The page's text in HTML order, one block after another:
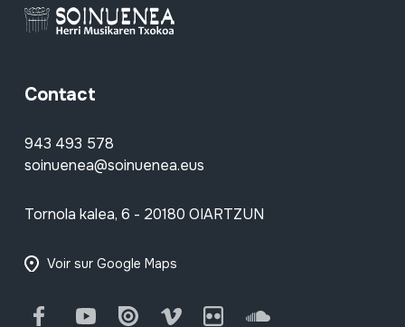
Contact
943 493 578
soinuenea@soinuenea.eus
Tornola kalea, 6 - 20180 OIARTZUN
Voir sur Google Maps
FacebookYoutube Issuu Vimeo Flickr SoundCloud